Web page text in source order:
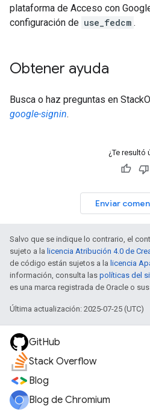
plataforma de Acceso con
configuración de use_fedcm .
Obtener ayuda
Busca o haz preguntas en
google-signin.
¿Te resultó
Enviar
Salvo que se indique lo contrario, el
sujeto a la licencia Atribución 4.0 de
de código están sujetos a la licencia
información, consulta las políticas del
es una marca registrada de Oracle o
Última actualización: 2025-07-25 (UTC)
GitHub
Stack Overflow
Blog
Blog de Chromium